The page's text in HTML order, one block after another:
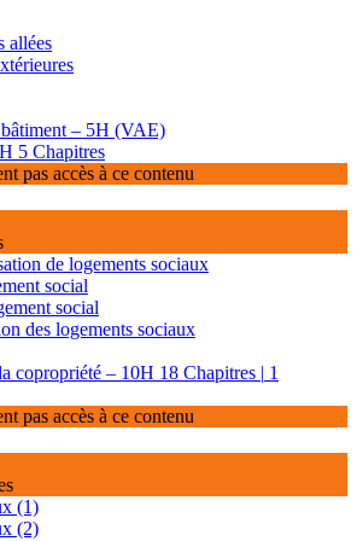
allées
– 5H (VAE)
5 Chapitres
pas accès à ce contenu
de logements sociaux
social
social
des logements sociaux
copropriété – 10H 18 Chapitres | 1
pas accès à ce contenu
(1)
(2)